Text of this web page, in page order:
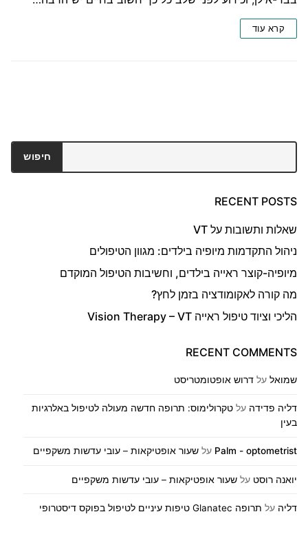
קרא עוד
חיפוש
RECENT POSTS
שאלות ותשובות על VT
ניהול התקדמות מיופיה בילדים: מגוון הטיפולים
מיופיה-קוצר ראייה בילדים, וחשיבות הטיפול המוקדם
מה קורה לאקומודציה בזמן לחץ?
הליכי וציוד טיפול ראייה Vision Therapy – VT
RECENT COMMENTS
שמואל על דרוש אופטומטריסט
דליה פדידה על טקרולימוס: תרופה חדשה מעולה לטיפול באלרגיות
בעין
Palm - optometrist על שעור אופטיקאות – עובי עדשות משקפיים
יואנה רוסט על שעור אופטיקאות – עובי עדשות משקפיים
דליה על תרופה Glanatec טיפות עיניים לטיפול בפוקס דיסטרופי